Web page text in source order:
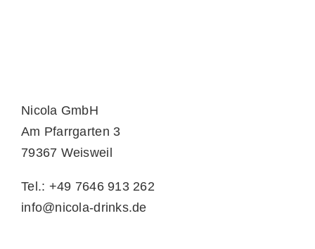
Nicola GmbH
Am Pfarrgarten 3
79367 Weisweil
Tel.: +49 7646 913 262
info@nicola-drinks.de